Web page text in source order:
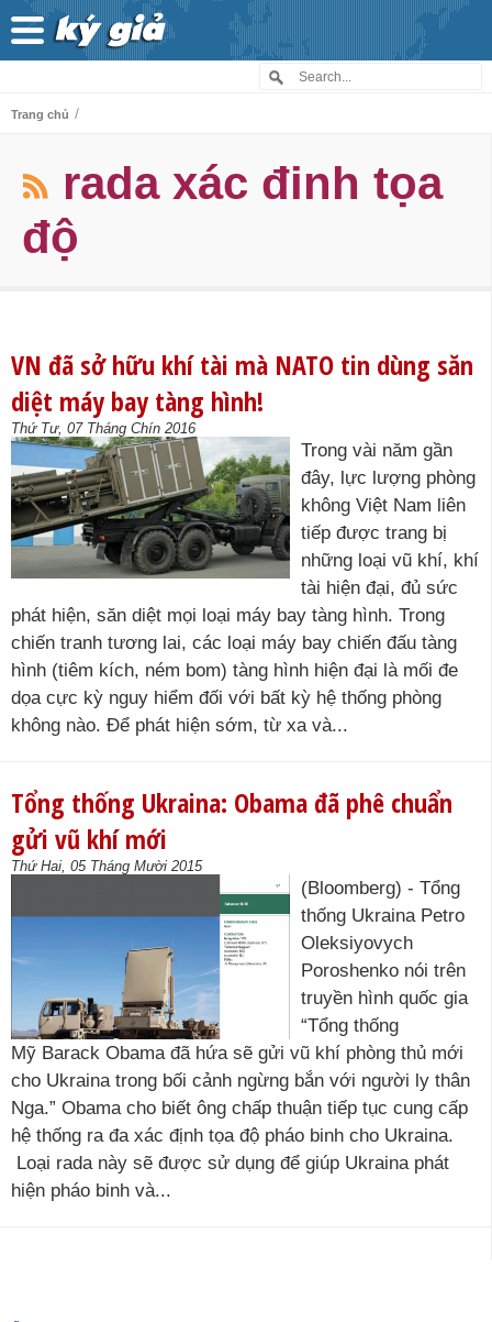
Trang chủ /
rada xác đinh tọa
độ
VN đã sở hữu khí tài mà NATO tin dùng săn
diệt máy bay tàng hình!
Thứ Tư, 07 Tháng Chín 2016
Trong vài năm gần
đây, lực lượng phòng
không Việt Nam liên
tiếp được trang bị
những loại vũ khí, khí
tài hiện đại, đủ sức
phát hiện, săn diệt mọi loại máy bay tàng hình. Trong
chiến tranh tương lai, các loại máy bay chiến đấu tàng
hình (tiêm kích, ném bom) tàng hình hiện đại là mối đe
dọa cực kỳ nguy hiểm đối với bất kỳ hệ thống phòng
không nào. Để phát hiện sớm, từ xa và...
Tổng thống Ukraina: Obama đã phê chuẩn
gửi vũ khí mới
Thứ Hai, 05 Tháng Mười 2015
(Bloomberg) - Tổng
thống Ukraina Petro
Oleksiyovych
Poroshenko nói trên
truyền hình quốc gia
“Tổng thống
Mỹ Barack Obama đã hứa sẽ gửi vũ khí phòng thủ mới
cho Ukraina trong bối cảnh ngừng bắn với người ly thân
Nga.” Obama cho biết ông chấp thuận tiếp tục cung cấp
hệ thống ra đa xác định tọa độ pháo binh cho Ukraina.
Loại rada này sẽ được sử dụng để giúp Ukraina phát
hiện pháo binh và...